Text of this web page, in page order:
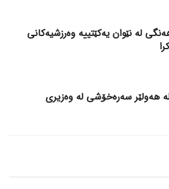
لە نێوان یەکێتییە وەرزشیەکانی
هەولێر سەرەخۆشی لە وەزیری